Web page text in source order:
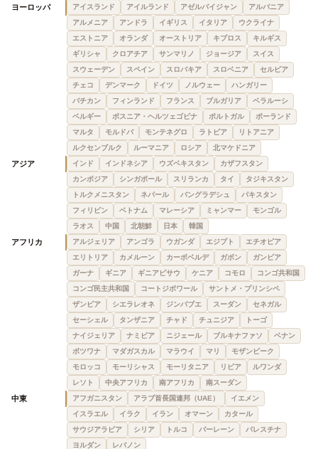
ヨーロッパ アイスランド アイルランド アゼルバイジャン
アルバニア
アルメニア
アンドラ イギリス イタリア
ウクライナ
エストニア
オランダ オーストリア キプロス
キルギス
ギリシャ
クロアチア サンマリノ ジョージア
スイス
スウェーデン
スペイン スロバキア スロベニア
セルビア
チェコ
デンマーク ドイツ ノルウェー
ハンガリー
バチカン
フィンランド フランス ブルガリア
ベラルーシ
ベルギー
ボスニア・ヘルツェゴビナ ポルトガル
ポーランド
マルタ
モルドバ モンテネグロ ラトビア
リトアニア
ルクセンブルク
ルーマニア ロシア 北マケドニア
アジア インド インドネシア ウズベキスタン
カザフスタン
カンボジア
シンガポール スリランカ タイ
タジキスタン
トルクメニスタン
ネパール バングラデシュ
パキスタン
フィリピン
ベトナム マレーシア ミャンマー
モンゴル
ラオス
中国 北朝鮮 日本 韓国
アフリカ アルジェリア アンゴラ ウガンダ エジプト
エチオピア
エリトリア
カメルーン カーボベルデ ガボン
ガンビア
ガーナ
ギニア ギニアビサウ ケニア コモロ
コンゴ共和国
コンゴ民主共和国
コートジボワール
サントメ・プリンシペ
ザンビア
シエラレオネ ジンバブエ スーダン
セネガル
セーシェル
タンザニア チャド チュニジア
トーゴ
ナイジェリア
ナミビア ニジェール ブルキナファソ
ベナン
ボツワナ
マダガスカル マラウイ マリ
モザンビーク
モロッコ
モーリシャス モーリタニア リビア
ルワンダ
レソト
中央アフリカ 南アフリカ 南スーダン
中東 アフガニスタン アラブ首長国連邦（UAE）
イエメン
イスラエル
イラク イラン オマーン
カタール
サウジアラビア
シリア トルコ バーレーン
パレスチナ
ヨルダン
レバノン